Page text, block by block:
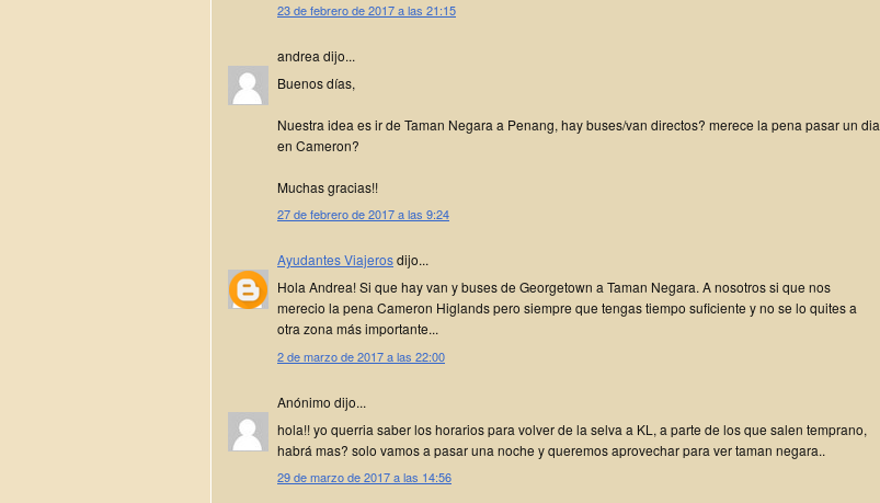
23 de febrero de 2017 a las 21:15
andrea dijo...
Buenos días,
Nuestra idea es ir de Taman Negara a Penang, hay buses/van directos? merece la pena pasar un dia
en Cameron?
Muchas gracias!!
27 de febrero de 2017 a las 9:24
Ayudantes Viajerosdijo...
Hola Andrea! Si que hay van y buses de Georgetown a Taman Negara. A nosotros si que nos
merecio la pena Cameron Higlands pero siempre que tengas tiempo suficiente y no se lo quites a
otra zona más importante...
2 de marzo de 2017 a las 22:00
Anónimo dijo...
hola!! yo querria saber los horarios para volver de la selva a KL, a parte de los que salen temprano,
habrá mas? solo vamos a pasar una noche y queremos aprovechar para ver taman negara..
29 de marzo de 2017 a las 14:56